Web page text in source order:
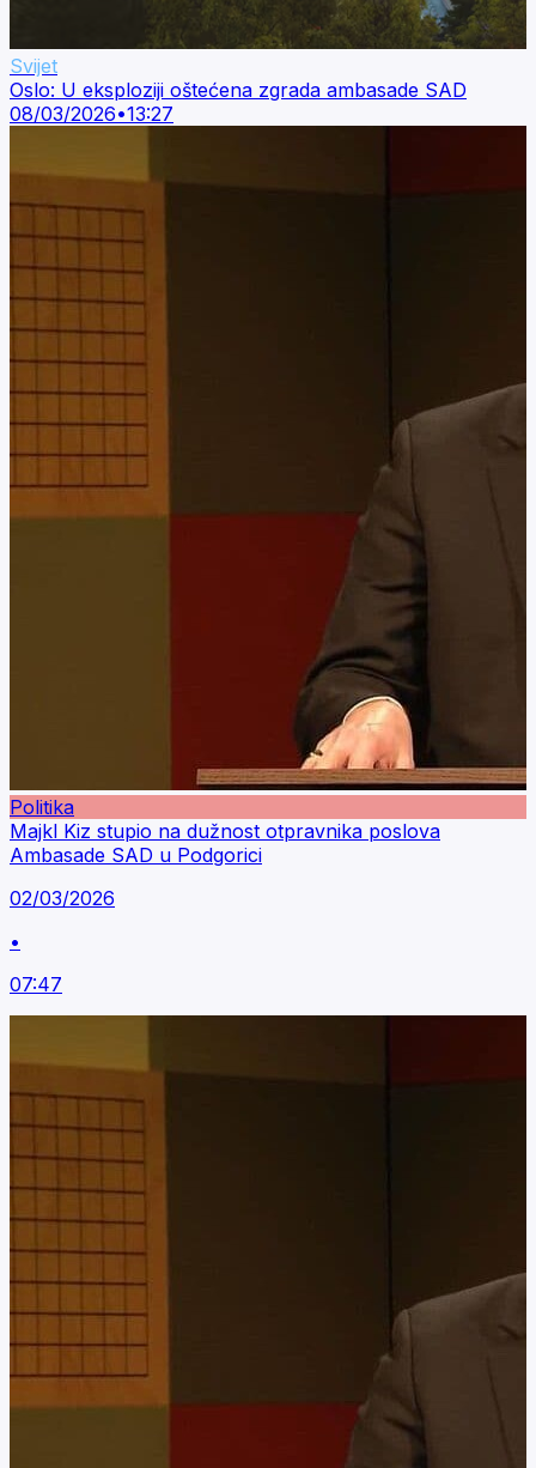
Svijet
Oslo: U eksploziji oštećena zgrada ambasade SAD
08/03/2026•13:27
Politika
Majkl Kiz stupio na dužnost otpravnika poslova
Ambasade SAD u Podgorici
02/03/2026
•
07:47